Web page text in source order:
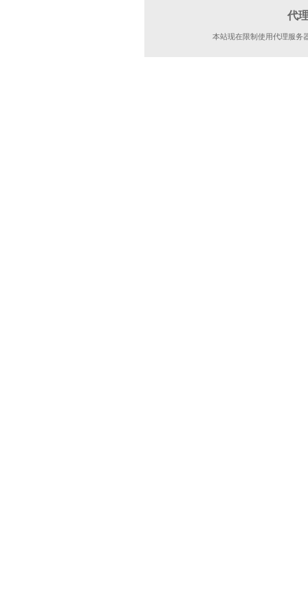
代
本站现在限制使用代理服务